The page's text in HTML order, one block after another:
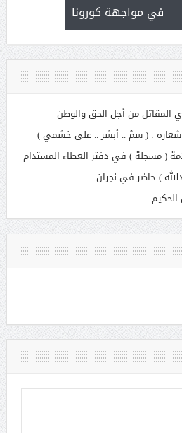
في مواجهة كورونا
المقاتل من أجل الحق والوطن
شعاره : ( سمْ .. أبشر .. على خشمي )
( مسجلة ) في دفتر العطاء المستدام
) حاضر في نجران